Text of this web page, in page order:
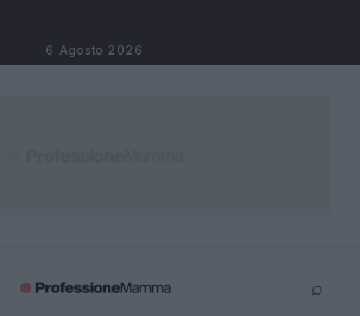
6 Agosto 2026
⌕